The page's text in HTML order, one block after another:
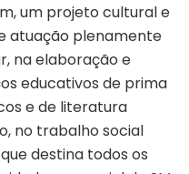
um projeto cultural e
atuação plenamente
na elaboração e
educativos de prima
e de literatura
no trabalho social
destina todos os